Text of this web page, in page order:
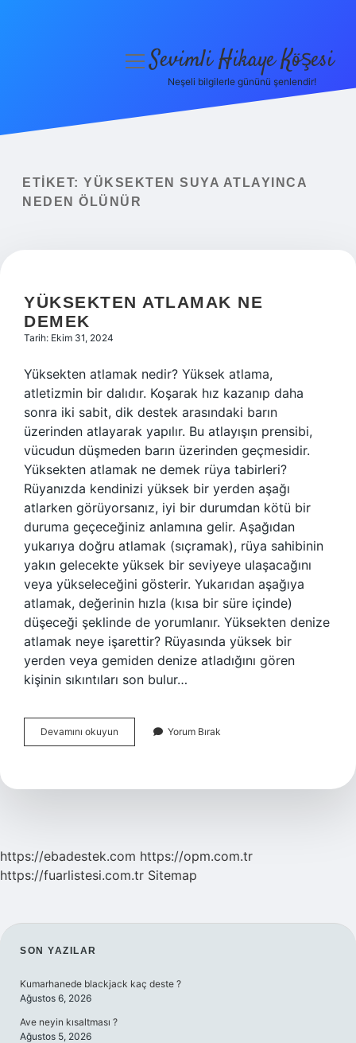
Yasal Uyarı
menüyüSevimli Hikaye Köşesi
Neşeli bilgilerle gününü şenlendir!
ETIKET: YÜKSEKTEN SUYA ATLAYINCA
NEDEN ÖLÜNÜR
YÜKSEKTEN ATLAMAK NE
DEMEK
Tarih: Ekim 31, 2024
Yüksekten atlamak nedir? Yüksek atlama,
atletizmin bir dalıdır. Koşarak hız kazanıp daha
sonra iki sabit, dik destek arasındaki barın
üzerinden atlayarak yapılır. Bu atlayışın prensibi,
vücudun düşmeden barın üzerinden geçmesidir.
Yüksekten atlamak ne demek rüya tabirleri?
Rüyanızda kendinizi yüksek bir yerden aşağı
atlarken görüyorsanız, iyi bir durumdan kötü bir
duruma geçeceğiniz anlamına gelir. Aşağıdan
yukarıya doğru atlamak (sıçramak), rüya sahibinin
yakın gelecekte yüksek bir seviyeye ulaşacağını
veya yükseleceğini gösterir. Yukarıdan aşağıya
atlamak, değerinin hızla (kısa bir süre içinde)
düşeceği şeklinde de yorumlanır. Yüksekten denize
atlamak neye işarettir? Rüyasında yüksek bir
yerden veya gemiden denize atladığını gören
kişinin sıkıntıları son bulur…
Devamını okuyun Yüksekten
Atlamak
Yorum Bırak
https://ebadestek.com https://opm.com.tr
https://fuarlistesi.com.tr Sitemap
SIDEBAR
SON YAZILAR
Kumarhanede blackjack kaç deste ?
Ağustos 6, 2026
Ave neyin kısaltması ?
Ağustos 5, 2026